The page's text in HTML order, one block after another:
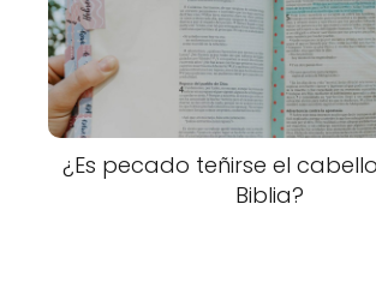
¿Es pecado teñirse el
Biblia?